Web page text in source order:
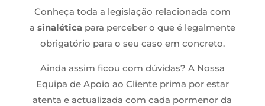
Conheça toda a legislação relacionada com
a sinaléticapara perceber o que é legalmente
obrigatório para o seu caso em concreto.
Ainda assim ficou com dúvidas? A Nossa
Equipa de Apoio ao Cliente prima por estar
atenta e actualizada com cada pormenor da